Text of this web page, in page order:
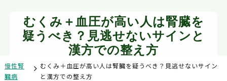
むくみ＋血圧が高い人は腎臓を
疑うべき？見逃せないサインと
漢方での整え方
慢性腎
臓病
むくみ＋血圧が高い人は腎臓を疑うべき？見逃せないサイン
と漢方での整え方